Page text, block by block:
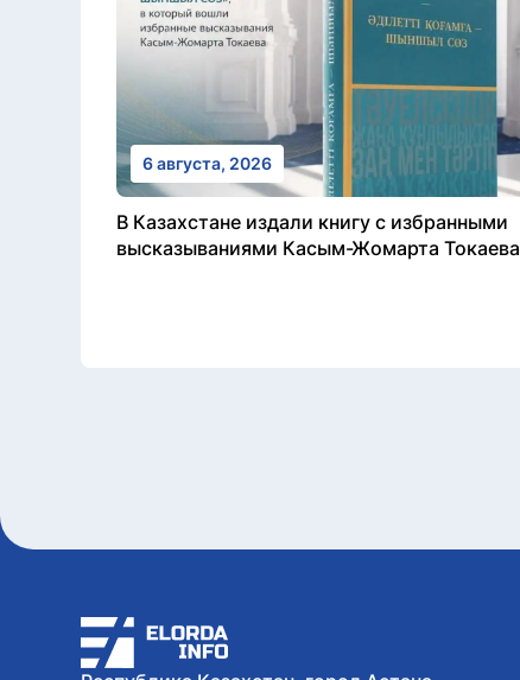
6 августа, 2026
В Казахстане издали книгу с избранными
высказываниями Касым-Жомарта Токаева